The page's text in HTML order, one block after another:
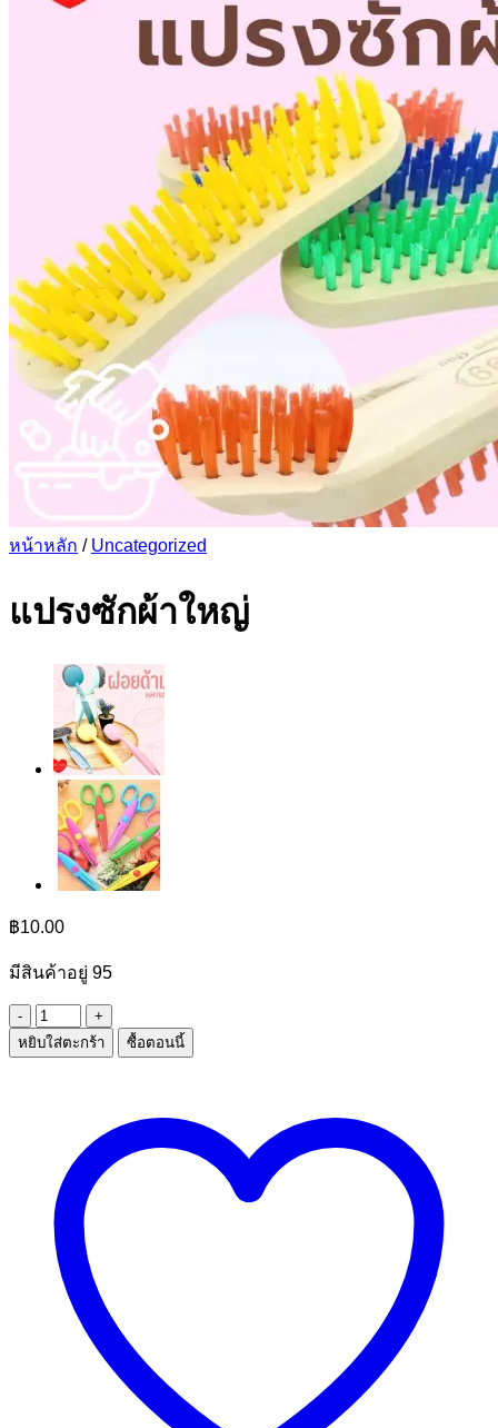
หน้าหลัก / Uncategorized
แปรงซักผ้าใหญ่
฿10.00
มีสินค้าอยู่ 95
จำนวน
แปรง
หยิบใส่ตะกร้า ซื้อตอนนี้